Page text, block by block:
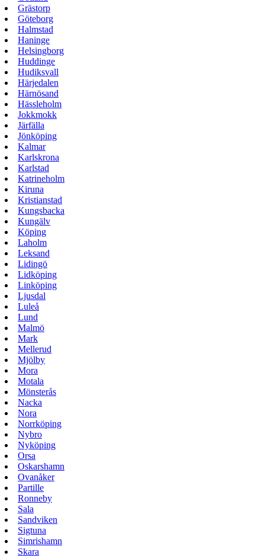
Grästorp
Göteborg
Halmstad
Haninge
Helsingborg
Huddinge
Hudiksvall
Härjedalen
Härnösand
Hässleholm
Jokkmokk
Järfälla
Jönköping
Kalmar
Karlskrona
Karlstad
Katrineholm
Kiruna
Kristianstad
Kungsbacka
Kungälv
Köping
Laholm
Leksand
Lidingö
Lidköping
Linköping
Ljusdal
Luleå
Lund
Malmö
Mark
Mellerud
Mjölby
Mora
Motala
Mönsterås
Nacka
Nora
Norrköping
Nybro
Nyköping
Orsa
Oskarshamn
Ovanåker
Partille
Ronneby
Sala
Sandviken
Sigtuna
Simrishamn
Skara